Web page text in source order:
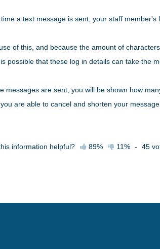
time a text message is sent, your staff
of this, and because the amount of
possible that these log in details can take the
messages are sent, you will be shown how
are able to cancel and shorten your message
information helpful? 89% 11% - 45